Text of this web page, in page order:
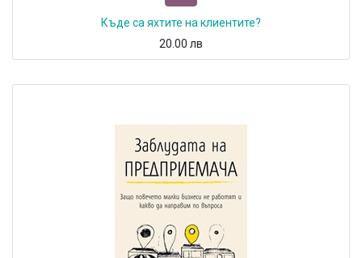
Къде са яхтите на клиентите?
20.00 лв